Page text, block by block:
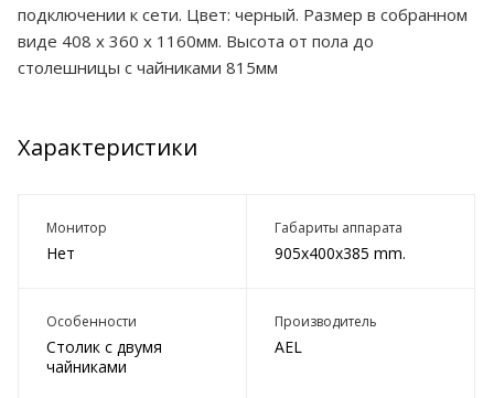
подключении к сети. Цвет: черный. Размер в собранном
виде 408 x 360 x 1160мм. Высота от пола до
столешницы с чайниками 815мм
Характеристики
Монитор
Нет
Габариты аппарата
905x400x385 mm.
Особенности
Столик с двумя
чайниками
Производитель
AEL